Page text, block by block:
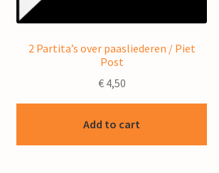
2 Partita’s over paasliederen / Piet
Post
€4,50
Add to cart